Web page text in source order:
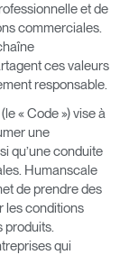
et de
commerciales.
ces valeurs
responsable.
« Code ») vise à
une
qu’une conduite
Humanscale
de prendre des
les conditions
qui